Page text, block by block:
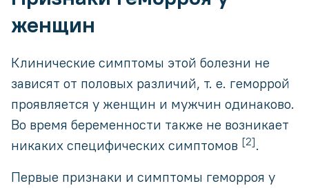
женщин
Клинические симптомы этой болезни не
зависят от половых различий, т. е. геморрой
проявляется у женщин и мужчин одинаково.
Во время беременности также не возникает
никаких специфических симптомов [2].
Первые признаки и симптомы геморроя у